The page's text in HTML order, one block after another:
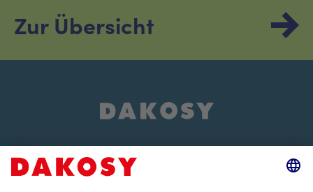
Zur Übersicht
Events und Veranstaltungen